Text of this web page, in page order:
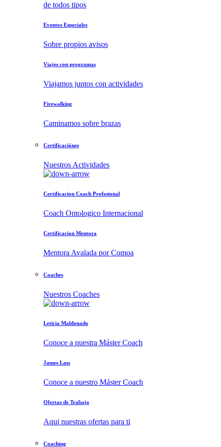
de todos tipos
Eventos Especiales
Sobre propios avisos
Viajes con programas
Viajamos juntos con actividades
Firewalking
Caminamos sobre brazas
Certificaciónes
Nuestros Actividades
Certificacion Coach Profesional
Coach Ontologico Internacional
Certificacion Mentora
Mentora Avalada por Comoa
Coaches
Nuestros Coaches
Leticia Maldonado
Conoce a nuestra Máster Coach
James Lass
Conoce a nuestro Máster Coach
Ofertas de Trabajo
Aqui nuestras ofertas para ti
Coaching